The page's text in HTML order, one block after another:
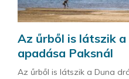
Az űrből is látszik
apadása Paksnál
Az űrből is látszik a Duna